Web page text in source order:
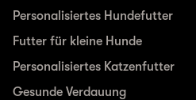
Personalisiertes Hundefutter
Futter für kleine Hunde
Personalisiertes Katzenfutter
Gesunde Verdauung